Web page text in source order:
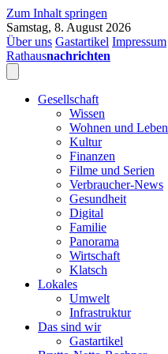
Zum Inhalt springen
Samstag, 8. August 2026
Über uns Gastartikel Impressum
Rathausnachrichten
Gesellschaft
Wissen
Wohnen und Leben
Kultur
Finanzen
Filme und Serien
Verbraucher-News
Gesundheit
Digital
Familie
Panorama
Wirtschaft
Klatsch
Lokales
Umwelt
Infrastruktur
Das sind wir
Gastartikel